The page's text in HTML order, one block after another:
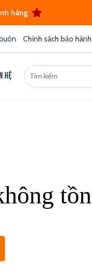
hãng
Chính sách bảo hành
hệ